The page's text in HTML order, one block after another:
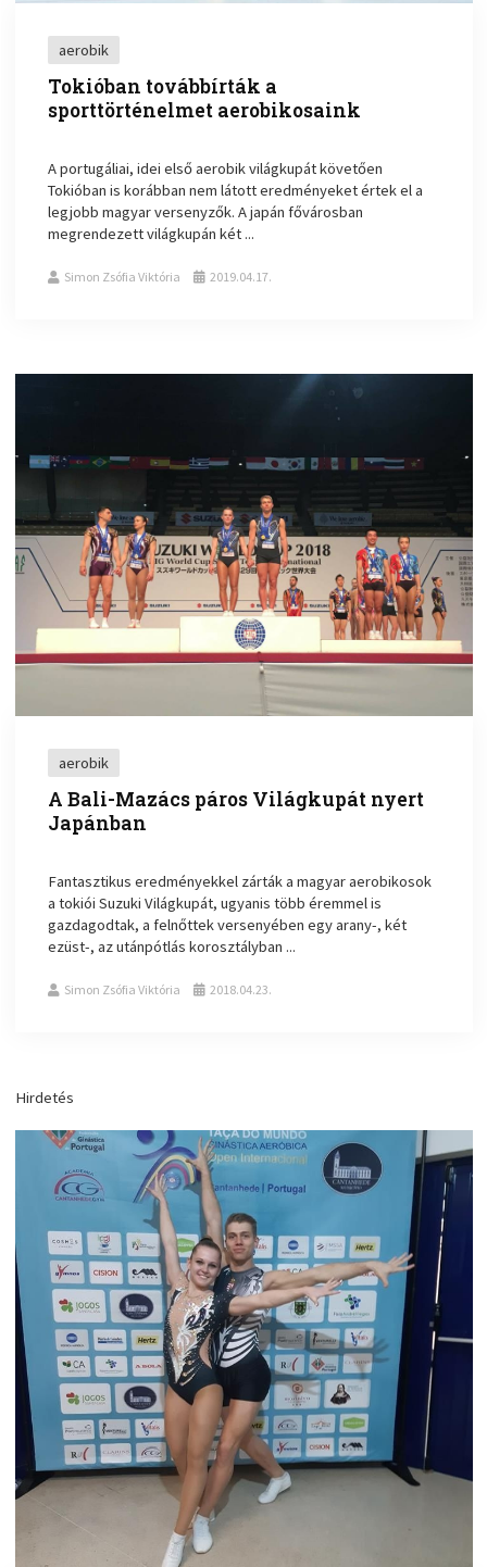
aerobik
Tokióban továbbírták a
sporttörténelmet aerobikosaink
A portugáliai, idei első aerobik világkupát követően
Tokióban is korábban nem látott eredményeket értek el a
legjobb magyar versenyzők. A japán fővárosban
megrendezett világkupán két ...
Simon Zsófia Viktória 2019.04.17.
aerobik
A Bali-Mazács páros Világkupát nyert
Japánban
Fantasztikus eredményekkel zárták a magyar aerobikosok
a tokiói Suzuki Világkupát, ugyanis több éremmel is
gazdagodtak, a felnőttek versenyében egy arany-, két
ezüst-, az utánpótlás korosztályban ...
Simon Zsófia Viktória 2018.04.23.
Hirdetés